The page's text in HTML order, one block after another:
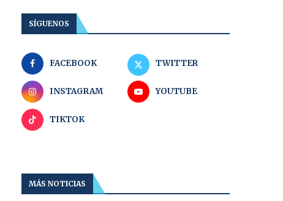
SÍGUENOS
FACEBOOK TWITTER
INSTAGRAM YOUTUBE
TIKTOK
MÁS NOTICIAS